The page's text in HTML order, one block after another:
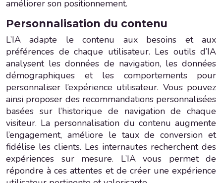
améliorer son positionnement.
Personnalisation du contenu
L’IA adapte le contenu aux besoins et aux
préférences de chaque utilisateur. Les outils d’IA
analysent les données de navigation, les données
démographiques et les comportements pour
personnaliser l’expérience utilisateur. Vous pouvez
ainsi proposer des recommandations personnalisées
basées sur l’historique de navigation de chaque
visiteur. La personnalisation du contenu augmente
l’engagement, améliore le taux de conversion et
fidélise les clients. Les internautes recherchent des
expériences sur mesure. L’IA vous permet de
répondre à ces attentes et de créer une expérience